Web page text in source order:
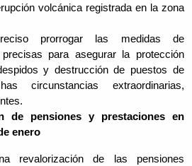
volcánica registrada en la zona
prorrogar las medidas de
precisas para asegurar la protección
y destrucción de puestos de
circunstancias extraordinarias,
de pensiones y prestaciones en
enero
revalorización de las pensiones